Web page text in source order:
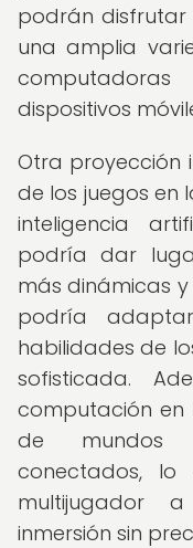
podrán
una amplia
dispositivos
Otra proyección
de los juegos en
inteligencia
podría dar
más dinámicas
podría
habilidades de
sofisticada.
computación en
de mundos
conectados, lo
multijugador
inmersión sin